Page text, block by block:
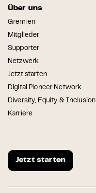
Über uns
Gremien
Mitglieder
Supporter
Netzwerk
Jetzt starten
Digital Pioneer Network
Diversity, Equity & Inclusion
Karriere
Jetzt starten